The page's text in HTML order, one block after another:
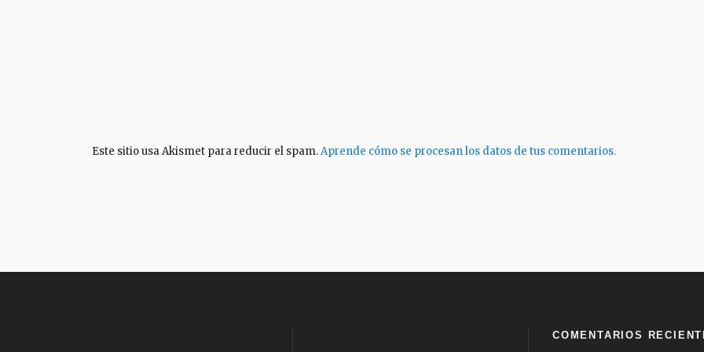
Este sitio usa Akismet para reducir el spam.Aprende cómo se procesan los datos de tus comentarios.
COMENTARIOS